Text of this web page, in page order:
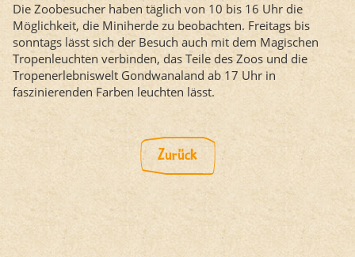
Die Zoobesucher haben täglich von 10 bis 16 Uhr die
Möglichkeit, die Miniherde zu beobachten. Freitags bis
sonntags lässt sich der Besuch auch mit dem Magischen
Tropenleuchten verbinden, das Teile des Zoos und die
Tropenerlebniswelt Gondwanaland ab 17 Uhr in
faszinierenden Farben leuchten lässt.
Zurück